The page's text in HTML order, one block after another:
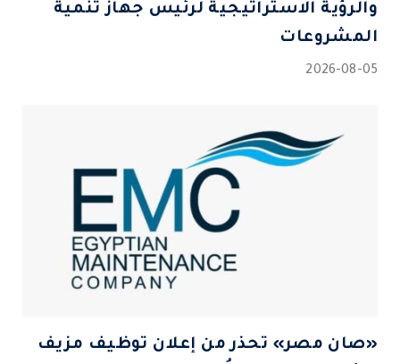
والرؤية الاستراتيجية لرئيس جهاز تنمية
المشروعات
2026-08-05
«صان مصر» تحذر من إعلان توظيف مزيف